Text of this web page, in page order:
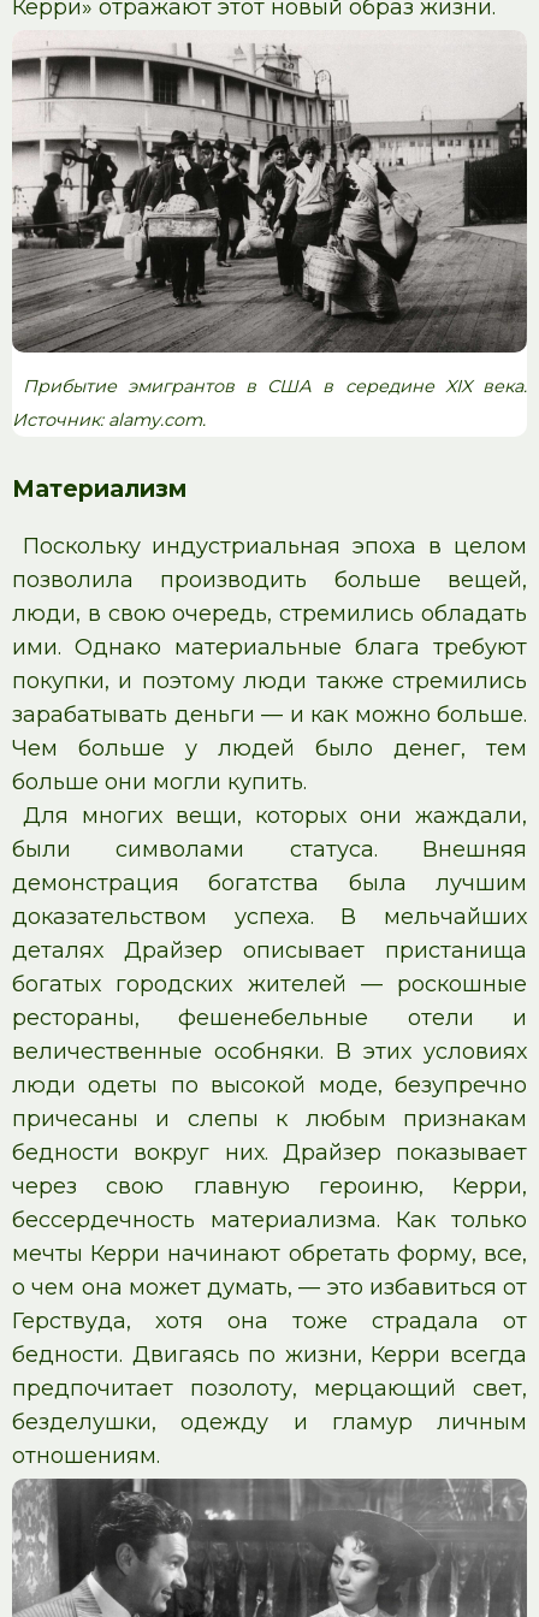
Керри» отражают этот новый образ жизни.
Прибытие эмигрантов в США в середине XIX века.
Источник: alamy.com.
Материализм
Поскольку индустриальная эпоха в целом
позволила производить больше вещей,
люди, в свою очередь, стремились обладать
ими. Однако материальные блага требуют
покупки, и поэтому люди также стремились
зарабатывать деньги — и как можно больше.
Чем больше у людей было денег, тем
больше они могли купить.
Для многих вещи, которых они жаждали,
были символами статуса. Внешняя
демонстрация богатства была лучшим
доказательством успеха. В мельчайших
деталях Драйзер описывает пристанища
богатых городских жителей — роскошные
рестораны, фешенебельные отели и
величественные особняки. В этих условиях
люди одеты по высокой моде, безупречно
причесаны и слепы к любым признакам
бедности вокруг них. Драйзер показывает
через свою главную героиню, Керри,
бессердечность материализма. Как только
мечты Керри начинают обретать форму, все,
о чем она может думать, — это избавиться от
Герствуда, хотя она тоже страдала от
бедности. Двигаясь по жизни, Керри всегда
предпочитает позолоту, мерцающий свет,
безделушки, одежду и гламур личным
отношениям.